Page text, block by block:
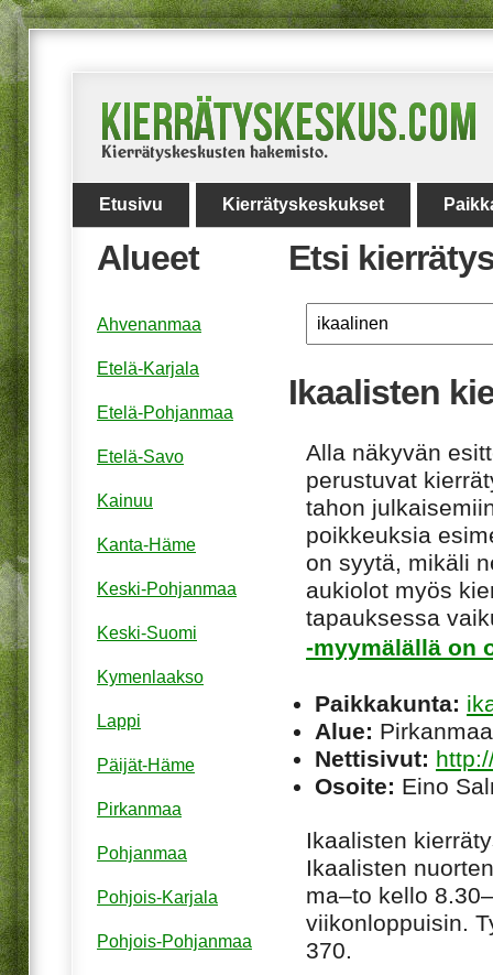
Etusivu Kierrätyskeskukset
Etsi
Ikaalisten
Alla näkyvän
perustuvat
tahon
poikkeuksia
on syytä, mikäli
aukiolot myös
tapauksessa
-myymälällä on
Paikkakunta:
Alue: Pirkanmaa
Nettisivut:
Osoite: Eino
Ikaalisten
Ikaalisten
ma–to kello
viikonloppuisin.
370.
Alueet
Ahvenanmaa
Etelä-Karjala
Etelä-Pohjanmaa
Etelä-Savo
Kainuu
Kanta-Häme
Keski-Pohjanmaa
Keski-Suomi
Kymenlaakso
Lappi
Päijät-Häme
Pirkanmaa
Pohjanmaa
Pohjois-Karjala
Pohjois-Pohjanmaa